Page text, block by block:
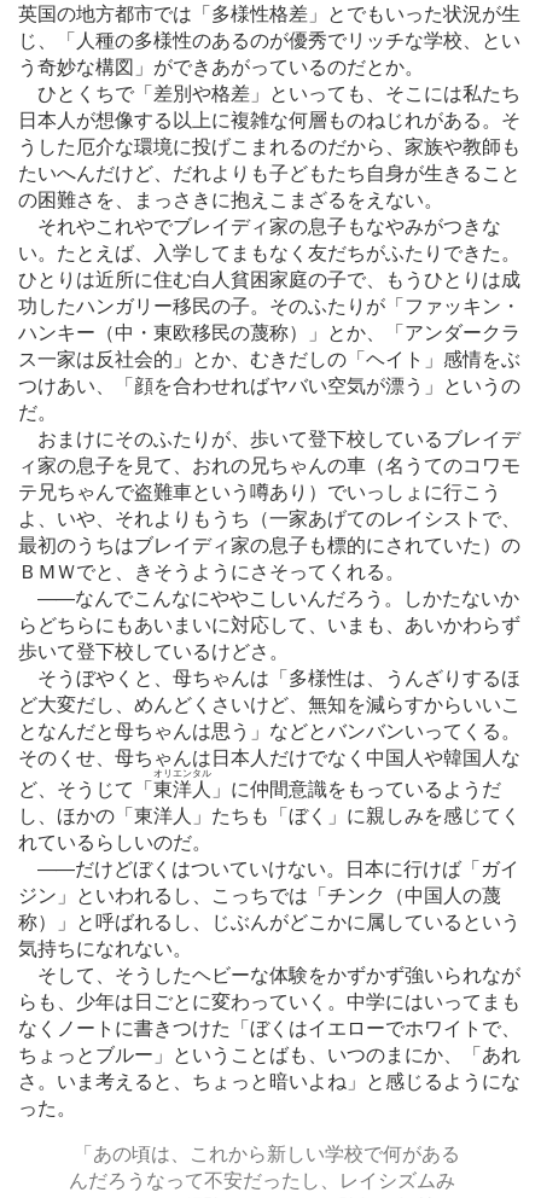
英国の地方都市では「多様性格差」とでもいった状況が生
じ、「人種の多様性のあるのが優秀でリッチな学校、とい
う奇妙な構図」ができあがっているのだとか。
ひとくちで「差別や格差」といっても、そこには私たち
日本人が想像する以上に複雑な何層ものねじれがある。そ
うした厄介な環境に投げこまれるのだから、家族や教師も
たいへんだけど、だれよりも子どもたち自身が生きること
の困難さを、まっさきに抱えこまざるをえない。
それやこれやでブレイディ家の息子もなやみがつきな
い。たとえば、入学してまもなく友だちがふたりできた。
ひとりは近所に住む白人貧困家庭の子で、もうひとりは成
功したハンガリー移民の子。そのふたりが「ファッキン・
ハンキー（中・東欧移民の蔑称）」とか、「アンダークラ
ス一家は反社会的」とか、むきだしの「ヘイト」感情をぶ
つけあい、「顔を合わせればヤバい空気が漂う」というの
だ。
おまけにそのふたりが、歩いて登下校しているブレイデ
ィ家の息子を見て、おれの兄ちゃんの車（名うてのコワモ
テ兄ちゃんで盗難車という噂あり）でいっしょに行こう
よ、いや、それよりもうち（一家あげてのレイシストで、
最初のうちはブレイディ家の息子も標的にされていた）の
ＢＭＷでと、きそうようにさそってくれる。
――なんでこんなにややこしいんだろう。しかたないか
らどちらにもあいまいに対応して、いまも、あいかわらず
歩いて登下校しているけどさ。
そうぼやくと、母ちゃんは「多様性は、うんざりするほ
ど大変だし、めんどくさいけど、無知を減らすからいいこ
となんだと母ちゃんは思う」などとバンバンいってくる。
そのくせ、母ちゃんは日本人だけでなく中国人や韓国人な
ど、そうじて「 東洋人
オリエンタル
」に仲間意識をもっているようだ
し、ほかの「東洋人」たちも「ぼく」に親しみを感じてく
れているらしいのだ。
――だけどぼくはついていけない。日本に行けば「ガイ
ジン」といわれるし、こっちでは「チンク（中国人の蔑
称）」と呼ばれるし、じぶんがどこかに属しているという
気持ちになれない。
そして、そうしたヘビーな体験をかずかず強いられなが
らも、少年は日ごとに変わっていく。中学にはいってまも
なくノートに書きつけた「ぼくはイエローでホワイトで、
ちょっとブルー」ということばも、いつのまにか、「あれ
さ。いま考えると、ちょっと暗いよね」と感じるようにな
った。
「あの頃は、これから新しい学校で何がある
んだろうなって不安だったし、レイシズムみ